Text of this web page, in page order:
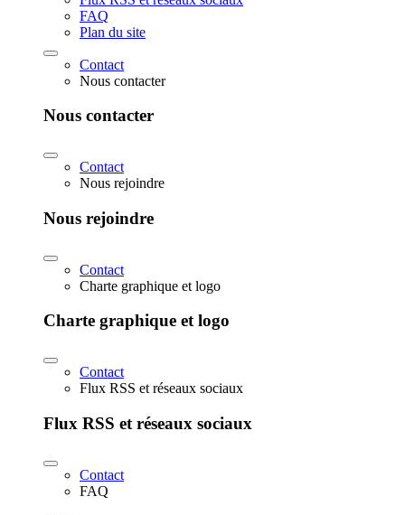
FAQ
Plan du site
Contact
Nous contacter
Nous contacter
Contact
Nous rejoindre
Nous rejoindre
Contact
Charte graphique et logo
Charte graphique et logo
Contact
Flux RSS et réseaux sociaux
Flux RSS et réseaux sociaux
Contact
FAQ